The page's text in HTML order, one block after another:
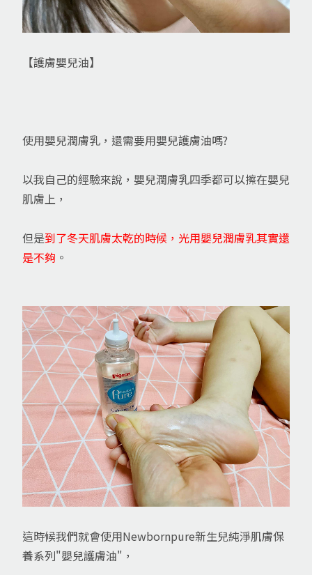
【護膚嬰兒油】
使用嬰兒潤膚乳，還需要用嬰兒護膚油嗎?
以我自己的經驗來說，嬰兒潤膚乳四季都可以擦在嬰兒
肌膚上，
但是到了冬天肌膚太乾的時候，光用嬰兒潤膚乳其實還
是不夠 。
這時候我們就會使用Newbornpure新生兒純淨肌膚保
養系列"嬰兒護膚油"，